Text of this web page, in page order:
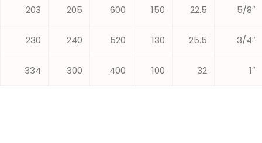
5/8″
22.5
150
600
205
203
3/4″
25.5
130
520
240
230
1″
32
100
400
300
334